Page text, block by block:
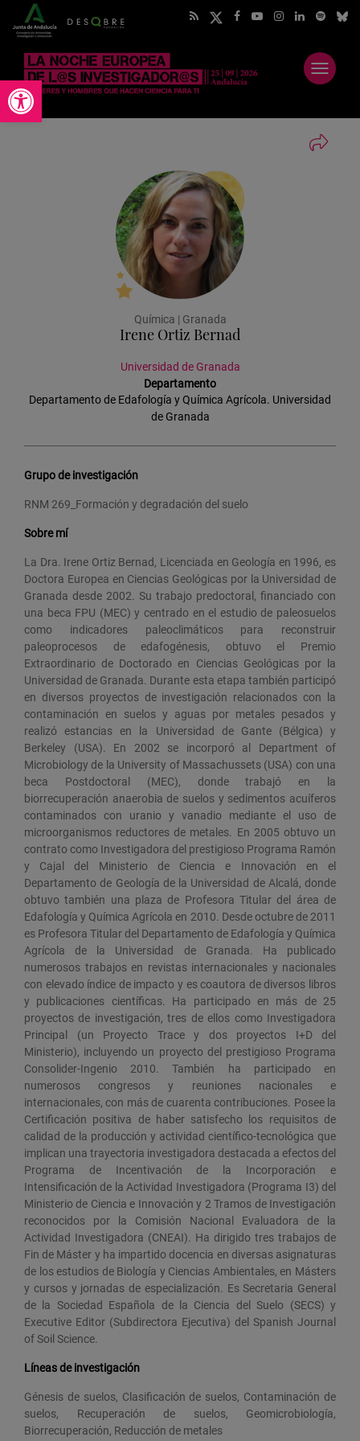
Abrir barra de herramientas
Abrir
menú
Química | Granada
Irene Ortiz Bernad
Universidad de Granada
Departamento
Departamento de Edafología y Química Agrícola. Universidad
de Granada
Grupo de investigación
RNM 269_Formación y degradación del suelo
Sobre mí
La Dra. Irene Ortiz Bernad, Licenciada en Geología en 1996, es
Doctora Europea en Ciencias Geológicas por la Universidad de
Granada desde 2002. Su trabajo predoctoral, financiado con
una beca FPU (MEC) y centrado en el estudio de paleosuelos
como indicadores paleoclimáticos para reconstruir
paleoprocesos de edafogénesis, obtuvo el Premio
Extraordinario de Doctorado en Ciencias Geológicas por la
Universidad de Granada. Durante esta etapa también participó
en diversos proyectos de investigación relacionados con la
contaminación en suelos y aguas por metales pesados y
realizó estancias en la Universidad de Gante (Bélgica) y
Berkeley (USA). En 2002 se incorporó al Department of
Microbiology de la University of Massachussets (USA) con una
beca Postdoctoral (MEC), donde trabajó en la
biorrecuperación anaerobia de suelos y sedimentos acuíferos
contaminados con uranio y vanadio mediante el uso de
microorganismos reductores de metales. En 2005 obtuvo un
contrato como Investigadora del prestigioso Programa Ramón
y Cajal del Ministerio de Ciencia e Innovación en el
Departamento de Geología de la Universidad de Alcalá, donde
obtuvo también una plaza de Profesora Titular del área de
Edafología y Química Agrícola en 2010. Desde octubre de 2011
es Profesora Titular del Departamento de Edafología y Química
Agrícola de la Universidad de Granada. Ha publicado
numerosos trabajos en revistas internacionales y nacionales
con elevado índice de impacto y es coautora de diversos libros
y publicaciones científicas. Ha participado en más de 25
proyectos de investigación, tres de ellos como Investigadora
Principal (un Proyecto Trace y dos proyectos I+D del
Ministerio), incluyendo un proyecto del prestigioso Programa
Consolider-Ingenio 2010. También ha participado en
numerosos congresos y reuniones nacionales e
internacionales, con más de cuarenta contribuciones. Posee la
Certificación positiva de haber satisfecho los requisitos de
calidad de la producción y actividad científico-tecnológica que
implican una trayectoria investigadora destacada a efectos del
Programa de Incentivación de la Incorporación e
Intensificación de la Actividad Investigadora (Programa I3) del
Ministerio de Ciencia e Innovación y 2 Tramos de Investigación
reconocidos por la Comisión Nacional Evaluadora de la
Actividad Investigadora (CNEAI). Ha dirigido tres trabajos de
Fin de Máster y ha impartido docencia en diversas asignaturas
de los estudios de Biología y Ciencias Ambientales, en Másters
y cursos y jornadas de especialización. Es Secretaria General
de la Sociedad Española de la Ciencia del Suelo (SECS) y
Executive Editor (Subdirectora Ejecutiva) del Spanish Journal
of Soil Science.
Líneas de investigación
Génesis de suelos, Clasificación de suelos, Contaminación de
suelos, Recuperación de suelos, Geomicrobiología,
Biorrecuperación, Reducción de metales